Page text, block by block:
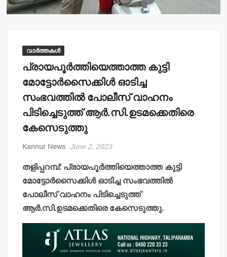
വാർത്തകൾ
പ്രായപൂര്‍ത്തിയെത്താത്ത കുട്ടി
മോട്ടോര്‍സൈക്കിള്‍ ഓടിച്ച
സംഭവത്തില്‍ പോലീസ് വാഹനം
പിടിച്ചെടുത്ത് ആര്‍.സി.ഉടമക്കെതിരെ
കേസെടുത്തു
Kannur News June 2, 2023
തളിപ്പറമ്പ്: പ്രായപൂര്‍ത്തിയെത്താത്ത കുട്ടി
മോട്ടോര്‍സൈക്കിള്‍ ഓടിച്ച സംഭവത്തില്‍
പോലീസ് വാഹനം പിടിച്ചെടുത്ത്
ആര്‍.സി.ഉടമക്കെതിരെ കേസെടുത്തു.